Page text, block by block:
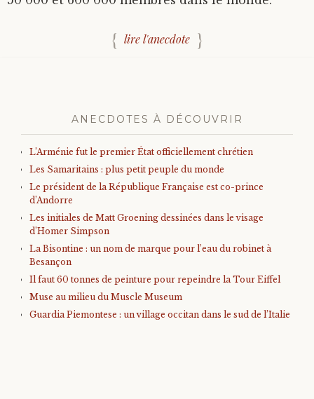
lire l'anecdote
ANECDOTES À DÉCOUVRIR
L’Arménie fut le premier État officiellement chrétien
Les Samaritains : plus petit peuple du monde
Le président de la République Française est co-prince
d’Andorre
Les initiales de Matt Groening dessinées dans le visage
d’Homer Simpson
La Bisontine : un nom de marque pour l’eau du robinet à
Besançon
Il faut 60 tonnes de peinture pour repeindre la Tour Eiffel
Muse au milieu du Muscle Museum
Guardia Piemontese : un village occitan dans le sud de l’Italie